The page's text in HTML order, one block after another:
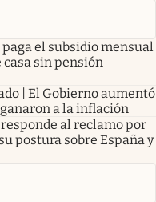
el subsidio mensual
casa sin pensión
| El Gobierno aumentó
a la inflación
al reclamo por
postura sobre España y